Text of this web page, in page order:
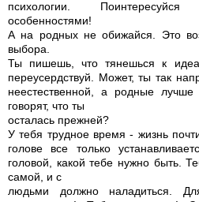
психологии.
особенностями!
А на родных не обижайся. Это
выбора.
Ты пишешь, что тянешься к
переусердствуй. Может, ты так
неестественной, а родные лучше
говорят, что ты
осталась прежней?
У тебя трудное время - жизнь
голове все только
головой, какой тебе нужно быть.
самой, и с
людьми должно наладиться.